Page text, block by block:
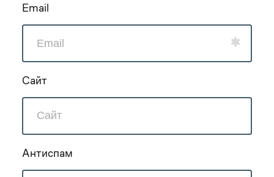
Email
Сайт
Антиспам